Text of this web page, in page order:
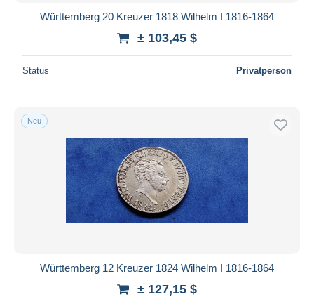
Württemberg 20 Kreuzer 1818 Wilhelm I 1816-1864
± 103,45 $
Status Privatperson
Neu
Württemberg 12 Kreuzer 1824 Wilhelm I 1816-1864
± 127,15 $